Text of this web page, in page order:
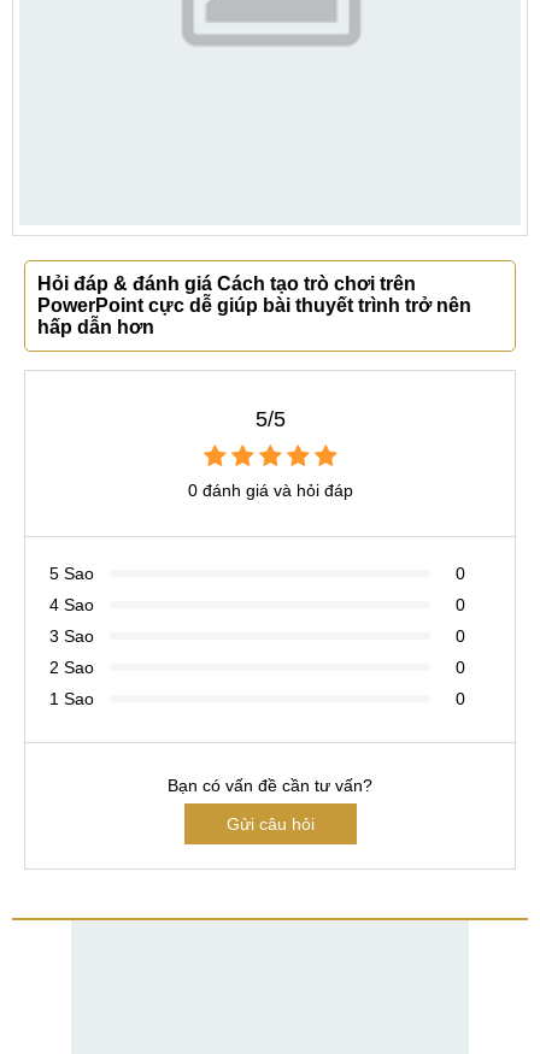
Hỏi đáp & đánh giá Cách tạo trò chơi trên
PowerPoint cực dễ giúp bài thuyết trình trở nên
hấp dẫn hơn
5/5
0 đánh giá và hỏi đáp
5 Sao
0
4 Sao
0
3 Sao
0
2 Sao
0
1 Sao
0
Bạn có vấn đề cần tư vấn?
Gửi câu hỏi